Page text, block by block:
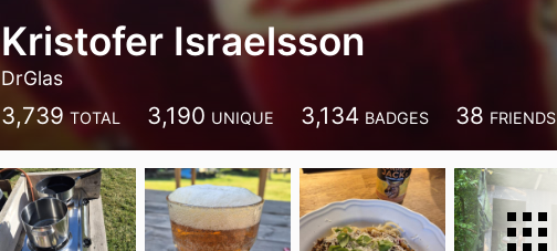
Kristofer Israelsson
DrGlas
3,739 TOTAL 3,190 UNIQUE 3,134 BADGES 38 FRIENDS